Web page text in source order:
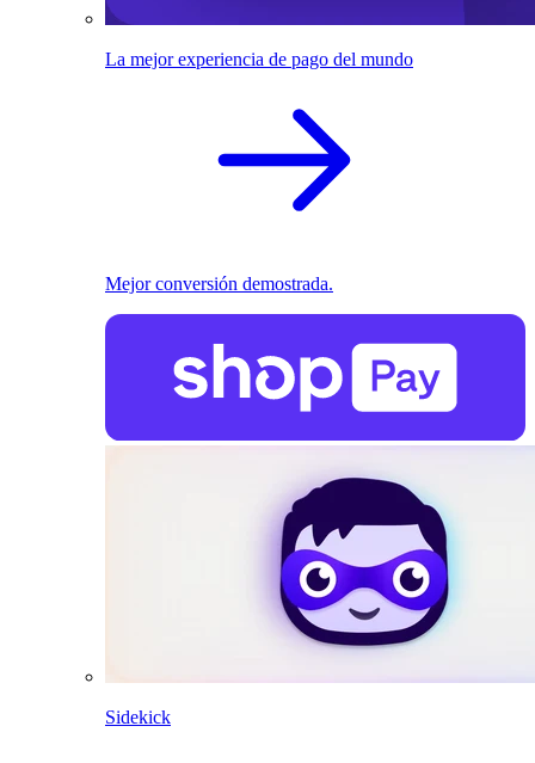
La mejor experiencia de pago del mundo
Mejor conversión demostrada.
Sidekick